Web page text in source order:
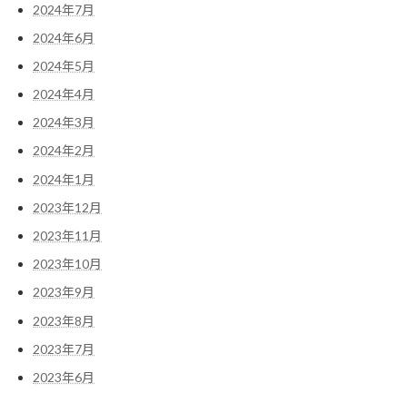
2024年7月
2024年6月
2024年5月
2024年4月
2024年3月
2024年2月
2024年1月
2023年12月
2023年11月
2023年10月
2023年9月
2023年8月
2023年7月
2023年6月